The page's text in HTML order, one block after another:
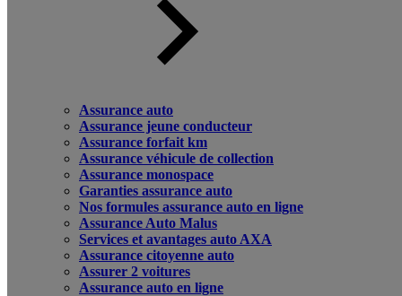
Assurance auto
Assurance jeune conducteur
Assurance forfait km
Assurance véhicule de collection
Assurance monospace
Garanties assurance auto
Nos formules assurance auto en ligne
Assurance Auto Malus
Services et avantages auto AXA
Assurance citoyenne auto
Assurer 2 voitures
Assurance auto en ligne